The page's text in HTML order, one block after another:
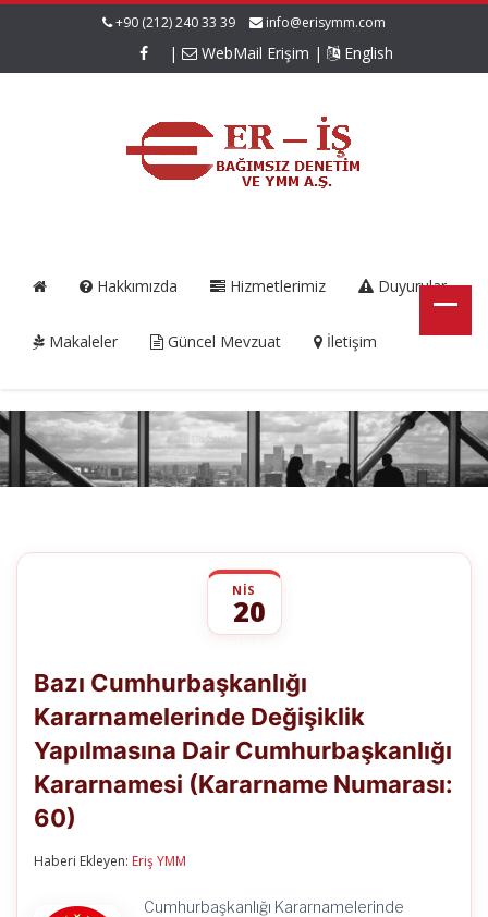
+90 (212) 240 33 39 info@erisymm.com
| WebMail Erişim | English
Hakkımızda Hizmetlerimiz Duyurular
Makaleler Güncel Mevzuat İletişim
NIS
20
Kararnamelerinde
Değişiklik
Yapılmasına
Cumhurbaşkanlığı
Kararnamesi
(Kararname
Bazı Cumhurbaşkanlığı
Kararnamelerinde Değişiklik
Yapılmasına Dair Cumhurbaşkanlığı
Kararnamesi (Kararname Numarası:
60)
Haberi Ekleyen: Eriş YMM
Cumhurbaşkanlığı Kararnamelerinde